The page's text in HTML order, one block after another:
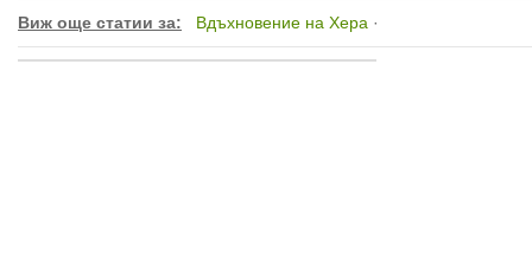
Виж още статии за: Вдъхновение на Хера ·